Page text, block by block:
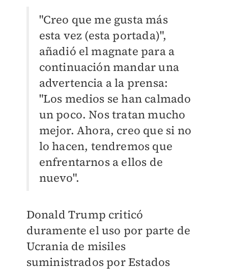
"Creo que me gusta más
esta vez (esta portada)",
añadió el magnate para a
continuación mandar una
advertencia a la prensa:
"Los medios se han calmado
un poco. Nos tratan mucho
mejor. Ahora, creo que si no
lo hacen, tendremos que
enfrentarnos a ellos de
nuevo".
Donald Trump criticó
duramente el uso por parte de
Ucrania de misiles
suministrados por Estados